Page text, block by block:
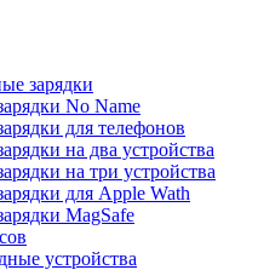
зарядки
No Name
для телефонов
на два устройства
на три устройства
для Apple Wath
MagSafe
устройства